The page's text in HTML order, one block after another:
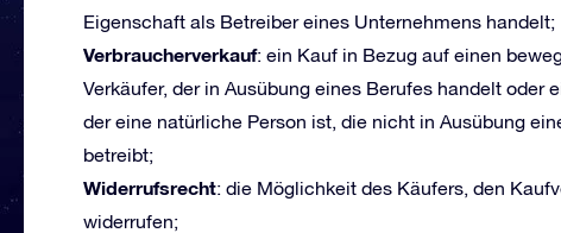
Eigenschaft als Betreiber eines Unternehmens handelt;
Verbraucherverkauf: ein Kauf in Bezug auf einen
Verkäufer, der in Ausübung eines Berufes handelt oder
der eine natürliche Person ist, die nicht in Ausübung
betreibt;
Widerrufsrecht: die Möglichkeit des Käufers, den
widerrufen;